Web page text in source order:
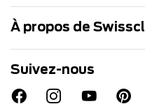
À propos de
Suivez-nous